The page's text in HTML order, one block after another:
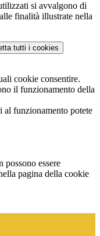
si avvalgono di
finalità illustrate nella
tutti i cookies
cookie consentire.
il funzionamento della
al funzionamento potete
possono essere
pagina della cookie